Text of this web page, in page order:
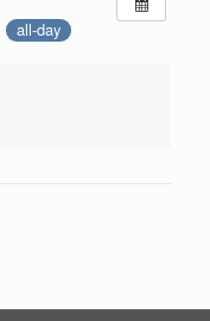
all-day